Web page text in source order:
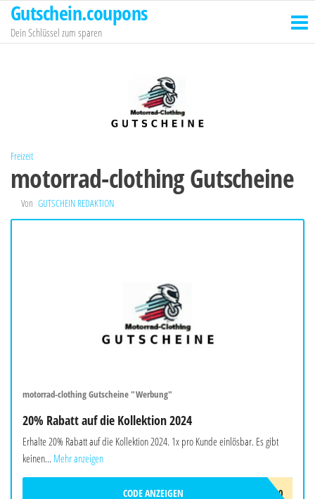
Zum
Inhalt
springen
Gutschein.coupons
Dein Schlüssel zum sparen
Freizeit
motorrad-clothing Gutscheine
Von GUTSCHEIN REDAKTION
motorrad-clothing Gutscheine "Werbung"
20% Rabatt auf die Kollektion 2024
Erhalte 20% Rabatt auf die Kollektion 2024. 1x pro Kunde einlösbar. Es gibt
keinen... Mehr anzeigen
MOTOCLOT20
CODE ANZEIGEN